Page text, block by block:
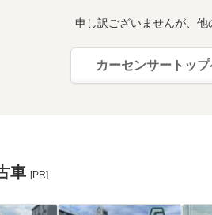
申し訳ございませんが、
カーセンサートッ
車 [PR]